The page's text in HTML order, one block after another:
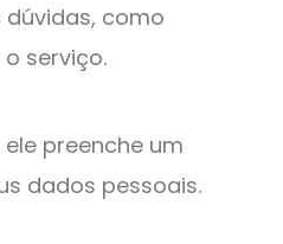
como
serviço.
preenche um
dados pessoais.